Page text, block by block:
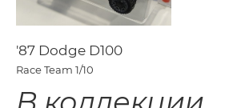
'87 Dodge D100
Race Team 1/10